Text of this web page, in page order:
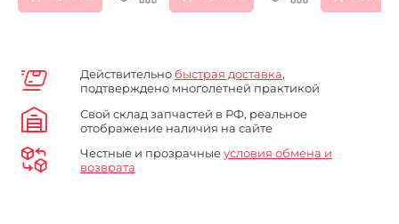
Действительно быстрая доставка,
подтверждено многолетней практикой
Свой склад запчастей в РФ, реальное
отображение наличия на сайте
Честные и прозрачныеусловия обмена и
возврата